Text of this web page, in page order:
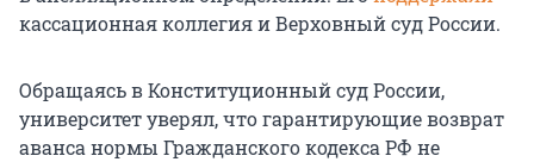
кассационная коллегия и Верховный суд России.
Обращаясь в Конституционный суд России,
университет уверял, что гарантирующие возврат
аванса нормы Гражданского кодекса РФ не